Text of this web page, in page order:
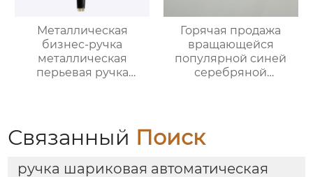
Металлическая
бизнес-ручка
металлическая
перьевая ручка
Горячая продажа
вращающейся
популярной синей
серебряной
Связанный Поиск
ручка шариковая автоматическая